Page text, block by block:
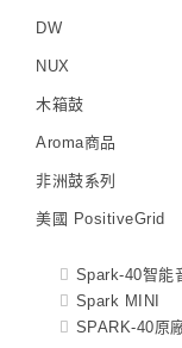
DW
NUX
木箱鼓
Aroma商品
非洲鼓系列
美國 PositiveGrid
Spark-40智能
Spark MINI
SPARK-40原